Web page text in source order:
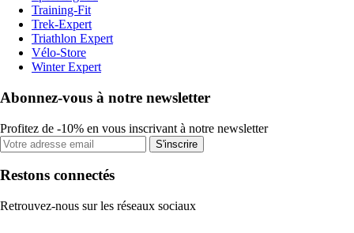
Training-Fit
Trek-Expert
Triathlon Expert
Vélo-Store
Winter Expert
Abonnez-vous à notre newsletter
Profitez de -10% en vous inscrivant à notre newsletter
S'inscrire
Restons connectés
Retrouvez-nous sur les réseaux sociaux